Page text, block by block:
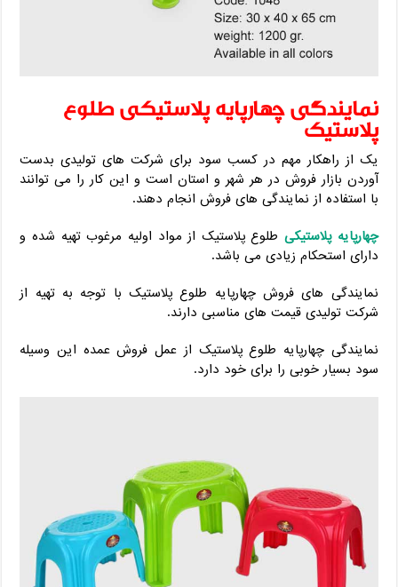
نمایندگی چهارپایه پلاستیکی طلوع
پلاستیک
یک از راهکار مهم در کسب سود برای شرکت های تولیدی بدست
آوردن بازار فروش در هر شهر و استان است و این کار را می توانند
با استفاده از نمایندگی های فروش انجام دهند.
چهارپایه پلاستیکیطلوع پلاستیک از مواد اولیه مرغوب تهیه شده و
دارای استحکام زیادی می باشد.
نمایندگی های فروش چهارپایه طلوع پلاستیک با توجه به تهیه از
شرکت تولیدی قیمت های مناسبی دارند.
نمایندگی چهارپایه طلوع پلاستیک از عمل فروش عمده این وسیله
سود بسیار خوبی را برای خود دارد.